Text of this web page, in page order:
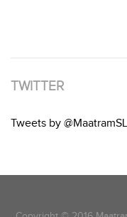
TWITTER
Tweets by @MaatramSL